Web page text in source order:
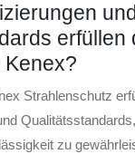
und
erfüllen
Strahlenschutz
zu